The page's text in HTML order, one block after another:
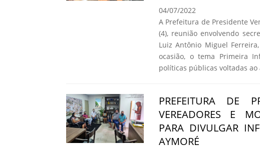
04/07/2022
A Prefeitura de Presidente
(4), reunião envolvendo
Luiz Antônio Miguel
ocasião, o tema Primeira
políticas públicas voltadas
PREFEITURA DE
VEREADORES E
PARA DIVULGAR
AYMORÉ